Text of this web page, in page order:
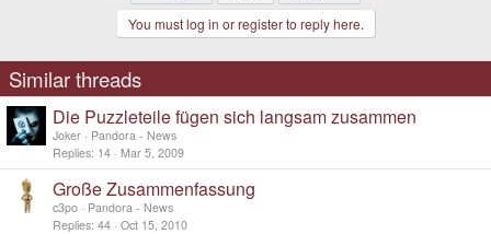
You must log in or register to reply here.
Similar threads
Die Puzzleteile fügen sich langsam zusammen
Joker
Pandora - News
Replies 14 Mar 5, 2009
Große Zusammenfassung
c3po
Pandora - News
Replies 44 Oct 15, 2010